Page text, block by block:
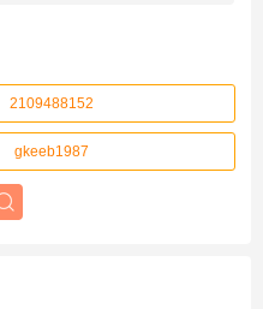
2109488152
gkeeb1987